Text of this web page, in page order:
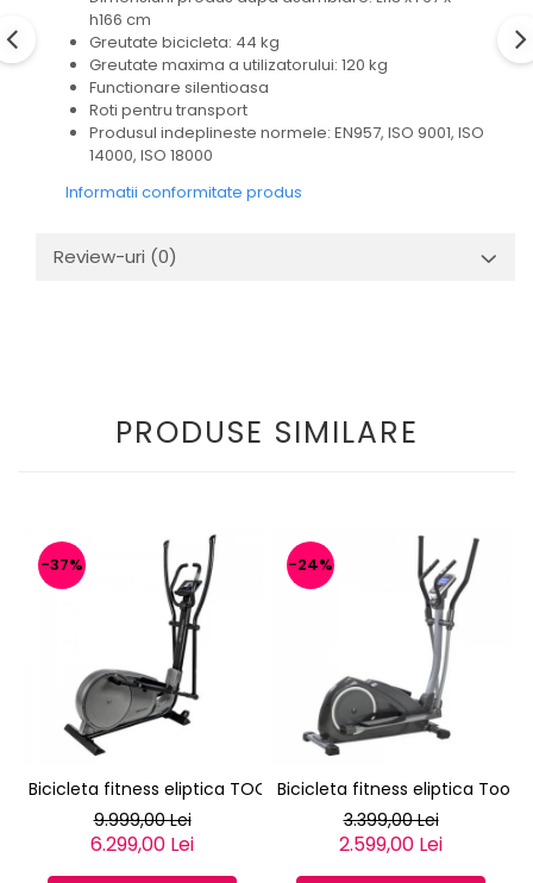
h166 cm
Greutate bicicleta: 44 kg
Greutate maxima a utilizatorului: 120 kg
Functionare silentioasa
Roti pentru transport
Produsul indeplineste normele: EN957, ISO 9001, ISO
14000, ISO 18000
Informatii conformitate produs
Review-uri (0)
PRODUSE SIMILARE
-37%
Bicicleta fitness eliptica TOORX ERX-3000
9.999,00 Lei
6.299,00 Lei
-24%
Bicicleta fitness eliptica Toorx
3.399,00 Lei
2.599,00 Lei